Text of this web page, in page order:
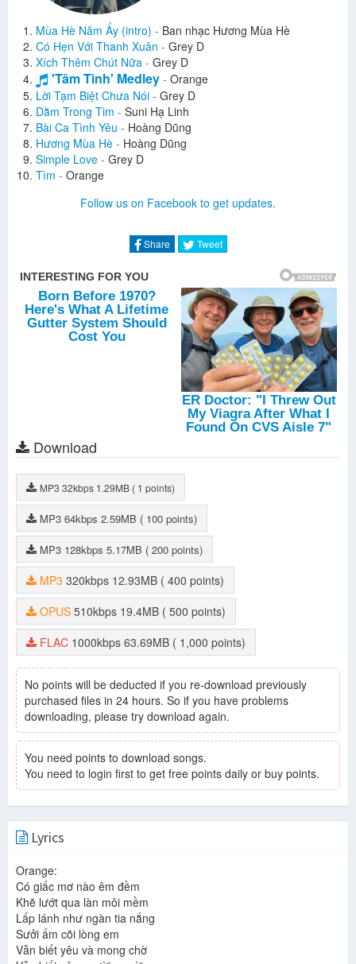
Mùa Hè Năm Ấy (intro) - Ban nhạc Hương Mùa Hè
Có Hẹn Với Thanh Xuân - Grey D
Xích Thêm Chút Nữa - Grey D
'Tâm Tình' Medley - Orange
Lời Tạm Biệt Chưa Nói - Grey D
Dằm Trong Tim - Suni Hạ Linh
Bài Ca Tình Yêu - Hoàng Dũng
Hương Mùa Hè - Hoàng Dũng
Simple Love - Grey D
Tìm - Orange
'Yêu Yêu Yêu' Mashup -JustaTee
vaicaunoicokhiennguoithaydoi (Acoustic)
Orange
Thích Em Hơi Nhiều - Hoàng Dũng
Follow us on Facebook to get updates.
Share Tweet
Download
MP3 32kbps 1.29MB ( 1 points)
MP3 64kbps 2.59MB ( 100 points)
MP3 128kbps 5.17MB ( 200 points)
MP3 320kbps 12.93MB
( 400 points)
OPUS 510kbps 19.4MB
( 500 points)
FLAC 1000kbps 63.69MB ( 1,000 points)
No points will be deducted if you re-download previously
purchased files in 24 hours. So if you have problems
downloading, please try download again.
You need points to download songs.
You need to login first to get free points daily or buy points.
Lyrics
Orange:
Có giấc mơ nào êm đềm
Khẽ lướt qua làn môi mềm
Lấp lánh như ngàn tia nắng
Sưởi ấm cõi lòng em
Vẫn biết yêu và mong chờ